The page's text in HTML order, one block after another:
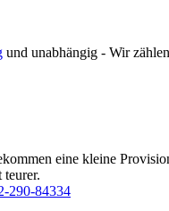
und unabhängig - Wir
eine kleine
teurer.
290-84334